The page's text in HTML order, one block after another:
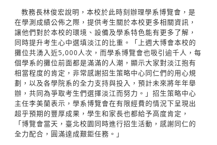
教務長林俊宏說明，本校於此時刻辦理學系博覽會，是
在學測成績公佈之際，提供考生關於本校更多相關資訊，
讓他們對於本校的環境、設備及學系特色能有更多了解，
同時提升考生心中選填淡江的比重。「上週大博會本校的
攤位共湧入近5,000人次，而學系博覽會也吸引逾千人，每
個學系的攤位前面都是滿滿的人潮，顯示大家對淡江抱有
相當程度的肯定，非常感謝招生策略中心同仁們的用心規
劃，以及各學院系的全力支持與投入，預計未來將年年舉
辦，共同為爭取考生們選擇淡江而努力。」招生策略中心
主任李美蘭表示，學系博覽會在有限經費的情況下呈現出
超乎預期的豐厚成果，學生和家長也都給予高度肯定，
「博覽會當天，臺北校園同時進行招生活動，感謝同仁的
全力配合，圓滿達成艱鉅任務。」